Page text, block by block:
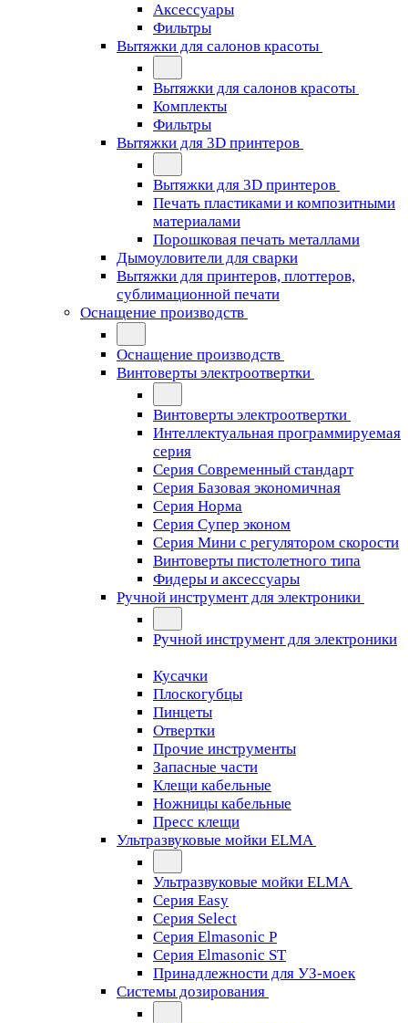
Аксессуары
Фильтры
Вытяжки для салонов красоты
Вытяжки для салонов красоты
Комплекты
Фильтры
Вытяжки для 3D принтеров
Вытяжки для 3D принтеров
Печать пластиками и композитными
материалами
Порошковая печать металлами
Дымоуловители для сварки
Вытяжки для принтеров, плоттеров,
сублимационной печати
Оснащение производств
Оснащение производств
Винтоверты электроотвертки
Винтоверты электроотвертки
Интеллектуальная программируемая
серия
Серия Современный стандарт
Серия Базовая экономичная
Серия Норма
Серия Cупер эконом
Серия Мини с регулятором скорости
Винтоверты пистолетного типа
Фидеры и аксессуары
Ручной инструмент для электроники
Ручной инструмент для электроники
Кусачки
Плоскогубцы
Пинцеты
Отвертки
Прочие инструменты
Запасные части
Клещи кабельные
Ножницы кабельные
Пресс клещи
Ультразвуковые мойки ELMA
Ультразвуковые мойки ELMA
Серия Easy
Серия Select
Серия Elmasonic P
Серия Elmasonic ST
Принадлежности для УЗ-моек
Системы дозирования